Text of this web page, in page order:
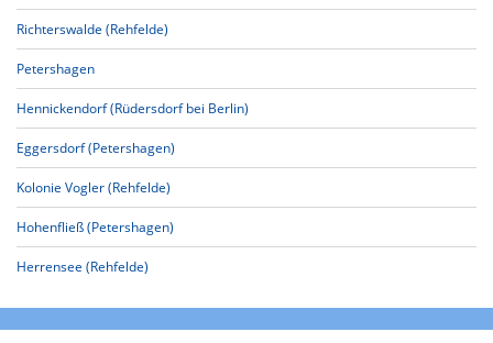
Richterswalde (Rehfelde)
Petershagen
Hennickendorf (Rüdersdorf bei Berlin)
Eggersdorf (Petershagen)
Kolonie Vogler (Rehfelde)
Hohenfließ (Petershagen)
Herrensee (Rehfelde)